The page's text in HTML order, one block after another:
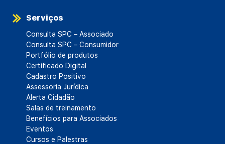
Serviços
Consulta SPC – Associado
Consulta SPC – Consumidor
Portfólio de produtos
Certificado Digital
Cadastro Positivo
Assessoria Jurídica
Alerta Cidadão
Salas de treinamento
Benefícios para Associados
Eventos
Cursos e Palestras